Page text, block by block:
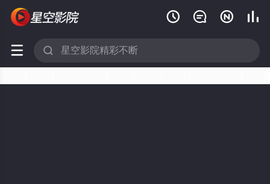
   
 